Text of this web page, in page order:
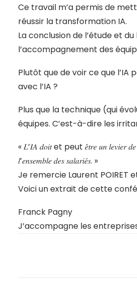
Ce travail m’a permis de
réussir la transformation IA.
La conclusion de l’étude et
l’accompagnement des
Plutôt que de voir ce que
avec l’IA ?
Plus que la technique (qui
équipes. C’est-à-dire les
« 𝐿’𝐼𝐴 𝑑𝑜𝑖𝑡 et peut 𝑒̂𝑡𝑟𝑒 𝑢𝑛 𝑙𝑒𝑣𝑖𝑒𝑟
𝑙’𝑒𝑛𝑠𝑒𝑚𝑏𝑙𝑒 𝑑𝑒𝑠 𝑠𝑎𝑙𝑎𝑟𝑖𝑒́𝑠. »
Je remercie Laurent POIRET
Voici un extrait de cette
Franck Pagny
J’accompagne les entreprises